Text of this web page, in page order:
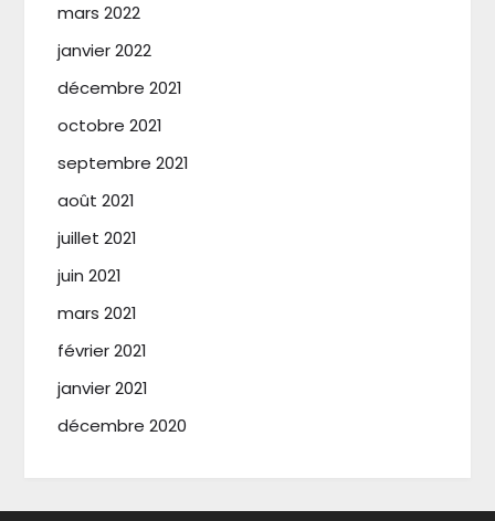
mars 2022
janvier 2022
décembre 2021
octobre 2021
septembre 2021
août 2021
juillet 2021
juin 2021
mars 2021
février 2021
janvier 2021
décembre 2020